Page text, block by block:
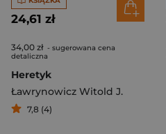
24,61 zł
34,00 zł - sugerowana cena
detaliczna
Heretyk
Ławrynowicz Witold J.
7,8 (4)